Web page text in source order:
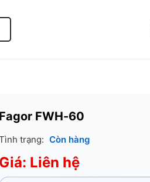
Fagor FWH-60
trạng: Còn hàng
Giá: Liên hệ